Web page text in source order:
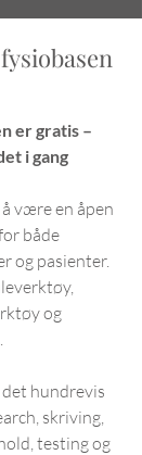
er gratis –
i gang
være en åpen
både
og pasienter.
og
hundrevis
skriving,
testing og